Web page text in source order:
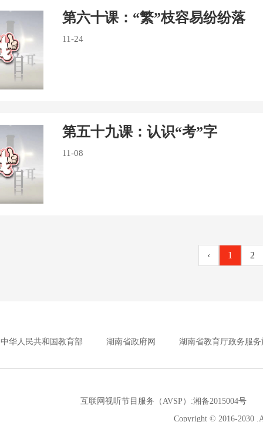
第六十课：“繁”枝容易纷纷落
11-24
第五十九课：认识“考”字
11-08
‹ 1 2
中华人民共和国教育部 湖南省政府网 湖南省教育厅政务服
互联网视听节目服务（AVSP）:湘备2015004号
Copyright © 2016-2030